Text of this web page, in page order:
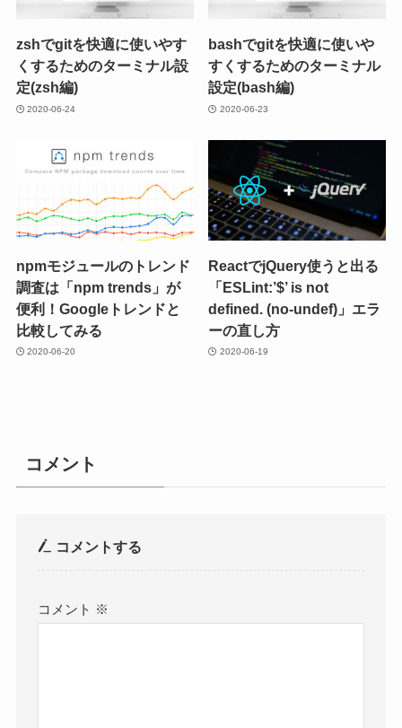
zshでgitを快適に使いやす
くするためのターミナル設
定(zsh編)
2020-06-24
bashでgitを快適に使いや
すくするためのターミナル
設定(bash編)
2020-06-23
npmモジュールのトレンド
調査は「npm trends」が
便利！Googleトレンドと
比較してみる
2020-06-20
ReactでjQuery使うと出る
「ESLint:’$’ is not
defined. (no-undef)」エラ
ーの直し方
2020-06-19
コメント
コメントする
コメント ※